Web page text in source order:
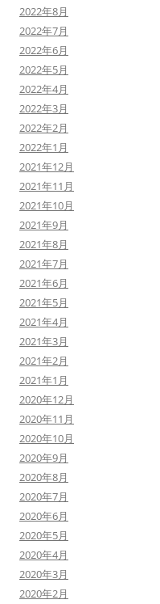
2022年8月
2022年7月
2022年6月
2022年5月
2022年4月
2022年3月
2022年2月
2022年1月
2021年12月
2021年11月
2021年10月
2021年9月
2021年8月
2021年7月
2021年6月
2021年5月
2021年4月
2021年3月
2021年2月
2021年1月
2020年12月
2020年11月
2020年10月
2020年9月
2020年8月
2020年7月
2020年6月
2020年5月
2020年4月
2020年3月
2020年2月